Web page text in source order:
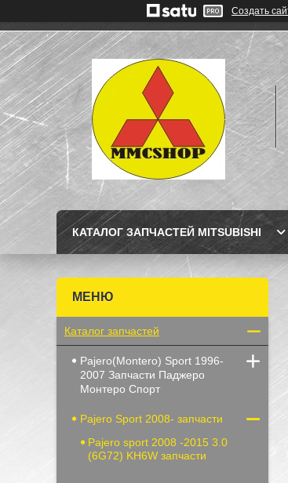
Создать
КАТАЛОГ ЗАПЧАСТЕЙ MITSUBISHI
Каталог запчастей
Pajero(Montero) Sport 1996-
2007 Запчасти Паджеро
Монтеро Спорт
Pajero Sport 2008- запчасти
Pajero sport 2008 -2015 3.0
(6G72) KH6W запчасти